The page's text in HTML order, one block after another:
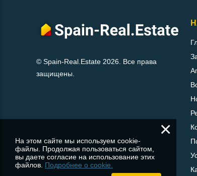
© Spain-Real.Estate 2026. Все права
защищены.
×
На этом сайте мы используем cookie-
файлы. Продолжая пользоваться сайтом,
вы даете согласие на использование этих
файлов. Подробнее о cookie.